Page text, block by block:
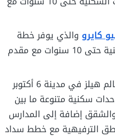
كايرو والذي يوفر خطة
سداد مرنة للشقق السكنية حتى 10 سنوات مع مقدم
عرض فيلا كمبوند بادية بالم هيلز في مدينة 6 أكتوبر
سكنية متنوعة ما بين
إضافة إلى المدارس
الترفيهية مع خطط سداد